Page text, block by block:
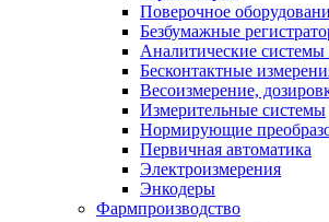
Поверочное
Безбумажные
Аналитические системы
Бесконтактные
Весоизмерение,
Измерительные системы
Нормирующие
Первичная автоматика
Электроизмерения
Энкодеры
Фармпроизводство